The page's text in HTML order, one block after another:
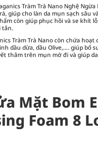
Tràm Trà Nano Nghệ
giúp cho làn da mụn sạch sâu
còn giúp phục hồi và se khít
tắn.
Tràm Trà Nano còn chứa
dầu dừa, dầu Olive,…. giúp bổ
thâm trên mụn mờ đi và giúp
Mặt Bom
Foam 8